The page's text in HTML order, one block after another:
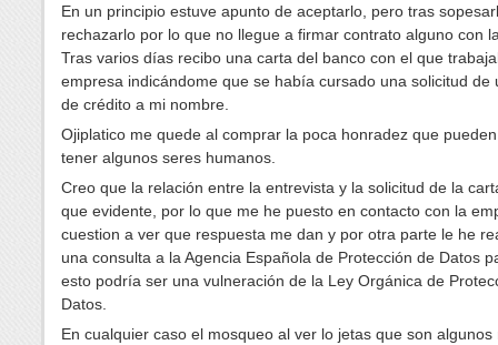
En un principio estuve apunto de aceptarlo, pero tras
rechazarlo por lo que no llegue a firmar contrato alguno con
Tras varios días recibo una carta del banco con el que
empresa indicándome que se había cursado una solicitud de
de crédito a mi nombre.
Ojiplatico me quede al comprar la poca honradez que
tener algunos seres humanos.
Creo que la relación entre la entrevista y la solicitud de la
que evidente, por lo que me he puesto en contacto con la
cuestion a ver que respuesta me dan y por otra parte le he
una consulta a la Agencia Española de Protección de Datos
esto podría ser una vulneración de la Ley Orgánica de
Datos.
En cualquier caso el mosqueo al ver lo jetas que son algunos